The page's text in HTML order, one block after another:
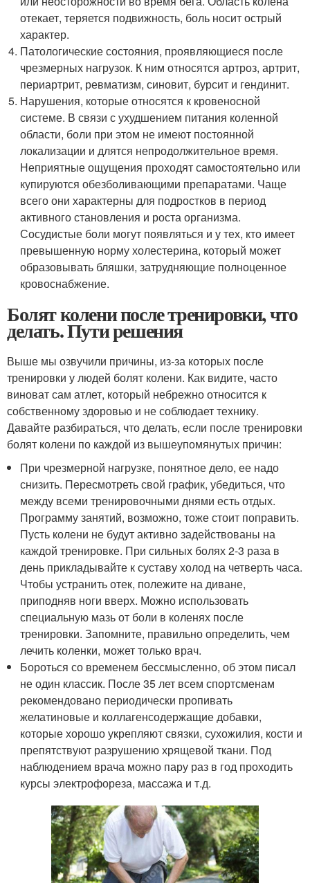
отекает, теряется подвижность, боль носит острый
характер.
Патологические состояния, проявляющиеся после
чрезмерных нагрузок. К ним относятся артроз, артрит,
периартрит, ревматизм, синовит, бурсит и гендинит.
Нарушения, которые относятся к кровеносной
системе. В связи с ухудшением питания коленной
области, боли при этом не имеют постоянной
локализации и длятся непродолжительное время.
Неприятные ощущения проходят самостоятельно или
купируются обезболивающими препаратами. Чаще
всего они характерны для подростков в период
активного становления и роста организма.
Сосудистые боли могут появляться и у тех, кто имеет
превышенную норму холестерина, который может
образовывать бляшки, затрудняющие полноценное
кровоснабжение.
Болят колени после тренировки, что
делать. Пути решения
Выше мы озвучили причины, из-за которых после
тренировки у людей болят колени. Как видите, часто
виноват сам атлет, который небрежно относится к
собственному здоровью и не соблюдает технику.
Давайте разбираться, что делать, если после тренировки
болят колени по каждой из вышеупомянутых причин:
При чрезмерной нагрузке, понятное дело, ее надо
снизить. Пересмотреть свой график, убедиться, что
между всеми тренировочными днями есть отдых.
Программу занятий, возможно, тоже стоит поправить.
Пусть колени не будут активно задействованы на
каждой тренировке. При сильных болях 2-3 раза в
день прикладывайте к суставу холод на четверть часа.
Чтобы устранить отек, полежите на диване,
приподняв ноги вверх. Можно использовать
специальную мазь от боли в коленях после
тренировки. Запомните, правильно определить, чем
лечить коленки, может только врач.
Бороться со временем бессмысленно, об этом писал
не один классик. После 35 лет всем спортсменам
рекомендовано периодически пропивать
желатиновые и коллагенсодержащие добавки,
которые хорошо укрепляют связки, сухожилия, кости и
препятствуют разрушению хрящевой ткани. Под
наблюдением врача можно пару раз в год проходить
курсы электрофореза, массажа и т.д.